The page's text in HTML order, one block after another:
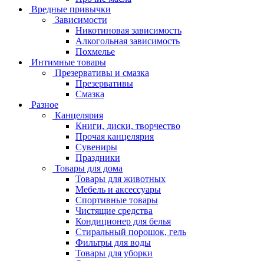
Вредные привычки
Зависимости
Никотиновая зависимость
Алкогольная зависимость
Похмелье
Интимные товары
Презервативы и смазка
Презервативы
Смазка
Разное
Канцелярия
Книги, диски, творчество
Прочая канцелярия
Сувениры
Праздники
Товары для дома
Товары для животных
Мебель и аксессуары
Спортивные товары
Чистящие средства
Кондиционер для белья
Стиральный порошок, гель
Фильтры для воды
Товары для уборки